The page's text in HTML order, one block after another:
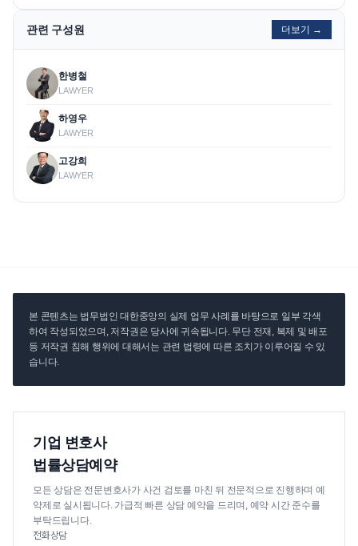
관련 구성원 더보기 →
한병철
LAWYER
하영우
LAWYER
고강희
LAWYER
본 콘텐츠는 법무법인 대한중앙의 실제 업무 사례를 바탕으로 일부 각색
하여 작성되었으며, 저작권은 당사에 귀속됩니다. 무단 전재, 복제 및 배포
등 저작권 침해 행위에 대해서는 관련 법령에 따른 조치가 이루어질 수 있
습니다.
기업 변호사
법률상담예약
모든 상담은 전문변호사가 사건 검토를 마친 뒤 전문적으로 진행하며 예
약제로 실시됩니다. 가급적 빠른 상담 예약을 드리며, 예약 시간 준수를
부탁드립니다.
전화상담